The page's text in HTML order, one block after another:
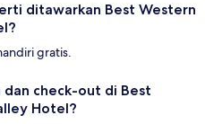
ditawarkan Best Western
gratis.
check-out di Best
Hotel?